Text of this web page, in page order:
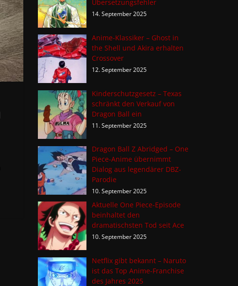
Übersetzungsfehler
14. September 2025
Anime-Klassiker – Ghost in
the Shell und Akira erhalten
Crossover
12. September 2025
Kinderschutzgesetz – Texas
schränkt den Verkauf von
Dragon Ball ein
11. September 2025
Dragon Ball Z Abridged – One
Piece-Anime übernimmt
Dialog aus legendärer DBZ-
Parodie
10. September 2025
Aktuelle One Piece-Episode
beinhaltet den
dramatischsten Tod seit Ace
10. September 2025
Netflix gibt bekannt – Naruto
ist das Top Anime-Franchise
des Jahres 2025